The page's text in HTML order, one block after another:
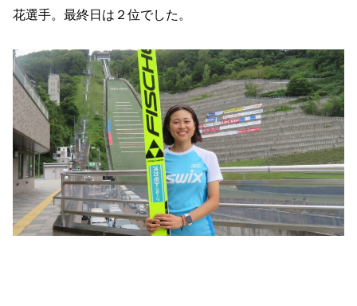
花選手。最終日は２位でした。